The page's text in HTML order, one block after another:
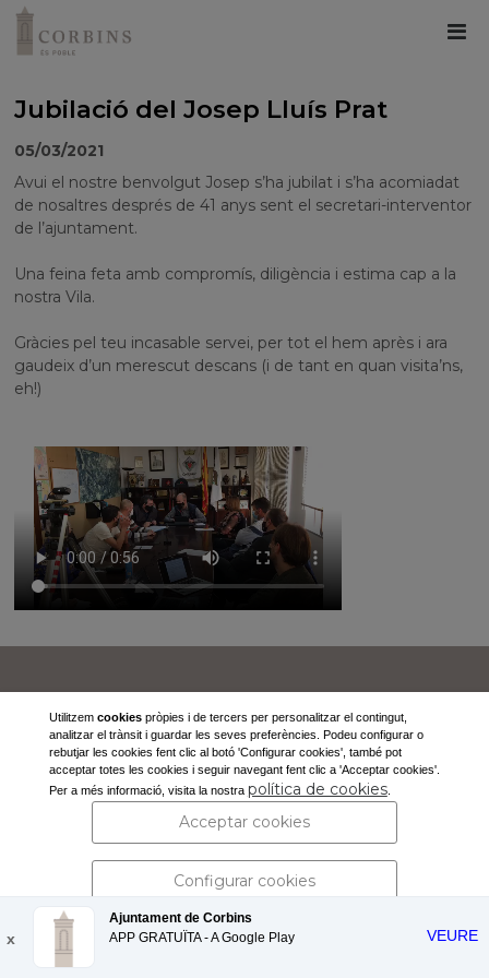
Jubilació del Josep Lluís Prat
05/03/2021
Avui el nostre benvolgut Josep s’ha jubilat i s’ha acomiadat
de nosaltres després de 41 anys sent el secretari-interventor
de l’ajuntament.
Una feina feta amb compromís, diligència i estima cap a la
nostra Vila.
Gràcies pel teu incasable servei, per tot el hem après i ara
gaudeix d’un merescut descans (i de tant en quan visita’ns,
eh!)
Pl. de la Vila, s/n
25137 Corbins (Lleida)
Tel: 973 190 117 -secretaria@corbins.cat
Avís legal i política de privacitat | Protecció de dades personals
Utilitzem cookiespròpies i de tercers per personalitzar el contingut,
analitzar el trànsit i guardar les seves preferències. Podeu configurar o
rebutjar les cookies fent clic al botó 'Configurar cookies', també pot
acceptar totes les cookies i seguir navegant fent clic a 'Acceptar cookies'.
Per a més informació, visita la nostra política de cookies.
Acceptar cookies
Configurar cookies
Rebutjar cookies
x
Ajuntament de Corbins
APP GRATUÏTA - AGoogle Play VEURE